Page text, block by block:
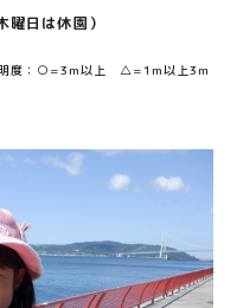
日は休園）
度：○=3m以上 △=1m以上3m